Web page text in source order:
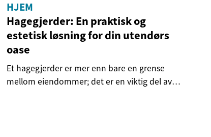
HJEM
Hagegjerder: En praktisk og
estetisk løsning for din utendørs
oase
Et hagegjerder er mer enn bare en grense
mellom eiendommer; det er en viktig del av